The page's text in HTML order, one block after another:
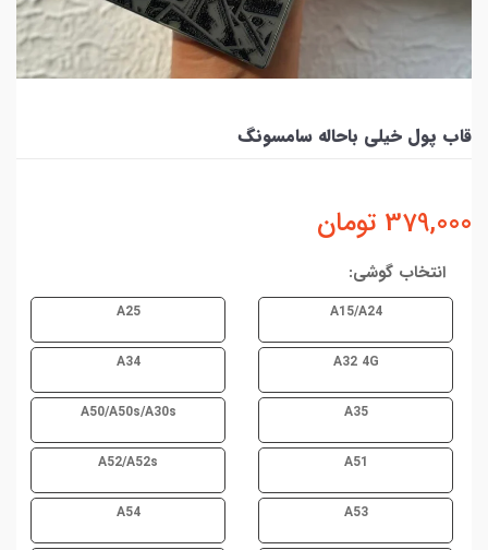
قاب پول خیلی باحاله سامسونگ
379,000 تومان
انتخاب گوشی:
A15/A24
A25
A32 4G
A34
A35
A50/A50s/A30s
A51
A52/A52s
A53
A54